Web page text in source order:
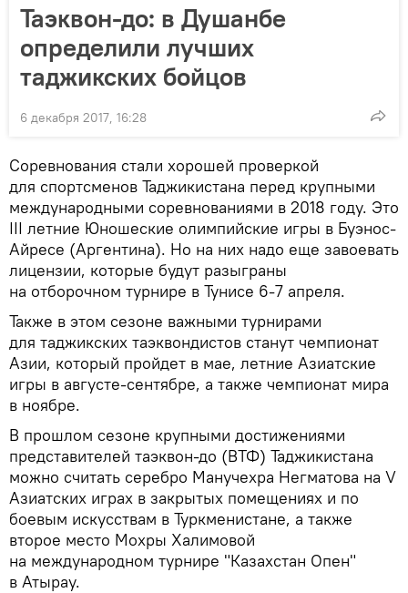
Таэквон-до: в Душанбе
определили лучших
таджикских бойцов
6 декабря 2017, 16:28
Соревнования стали хорошей проверкой
для спортсменов Таджикистана перед крупными
международными соревнованиями в 2018 году. Это
III летние Юношеские олимпийские игры в Буэнос-
Айресе (Аргентина). Но на них надо еще завоевать
лицензии, которые будут разыграны
на отборочном турнире в Тунисе 6-7 апреля.
Также в этом сезоне важными турнирами
для таджикских таэквондистов станут чемпионат
Азии, который пройдет в мае, летние Азиатские
игры в августе-сентябре, а также чемпионат мира
в ноябре.
В прошлом сезоне крупными достижениями
представителей таэквон-до (ВТФ) Таджикистана
можно считать серебро Манучехра Негматова на V
Азиатских играх в закрытых помещениях и по
боевым искусствам в Туркменистане, а также
второе место Мохры Халимовой
на международном турнире "Казахстан Опен"
в Атырау.